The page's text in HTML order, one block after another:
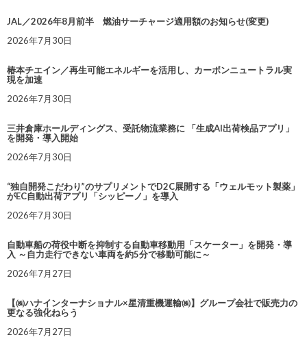
JAL／2026年8月前半 燃油サーチャージ適用額のお知らせ(変更)
2026年7月30日
椿本チエイン／再生可能エネルギーを活用し、カーボンニュートラル実
現を加速
2026年7月30日
三井倉庫ホールディングス、受託物流業務に 「生成AI出荷検品アプリ」
を開発・導入開始
2026年7月30日
“独自開発こだわり”のサプリメントでD2C展開する「ウェルモット製薬」
がEC自動出荷アプリ「シッピーノ」を導入
2026年7月30日
自動車船の荷役中断を抑制する自動車移動用「スケーター」を開発・導
入 ～自力走行できない車両を約5分で移動可能に～
2026年7月27日
【㈱ハナインターナショナル×星清重機運輸㈱】グループ会社で販売力の
更なる強化ねらう
2026年7月27日